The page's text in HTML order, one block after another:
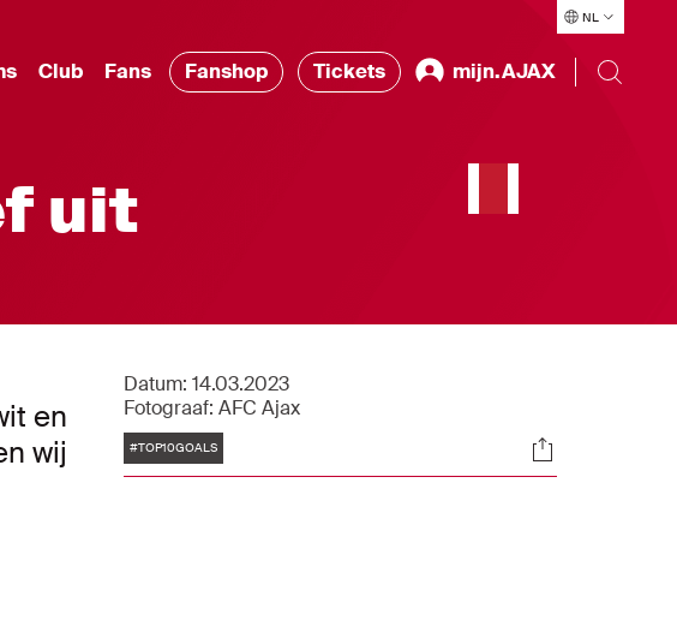
NL
Club Fans Fanshop Tickets mijn.AJAX
uit
en
wij
Datum: 14.03.2023
Fotograaf: AFC Ajax
Tags
#TOP10GOALS Socials